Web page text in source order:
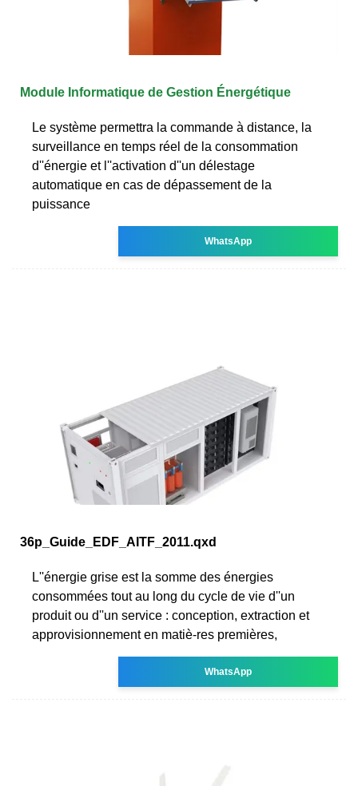
Module Informatique de Gestion Énergétique
Le système permettra la commande à distance, la
surveillance en temps réel de la consommation
d''énergie et l''activation d''un délestage
automatique en cas de dépassement de la
puissance
WhatsApp
36p_Guide_EDF_AITF_2011.qxd
L''énergie grise est la somme des énergies
consommées tout au long du cycle de vie d''un
produit ou d''un service : conception, extraction et
approvisionnement en matiè-res premières,
WhatsApp